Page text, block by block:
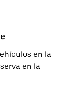
en la
en la